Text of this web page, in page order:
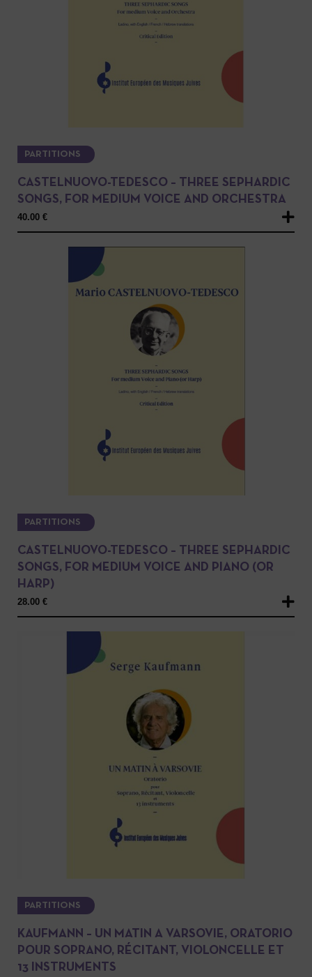
PARTITIONS
CASTELNUOVO-TEDESCO – THREE SEPHARDIC
SONGS, FOR MEDIUM VOICE AND ORCHESTRA
40.00 €
PARTITIONS
CASTELNUOVO-TEDESCO – THREE SEPHARDIC
SONGS, FOR MEDIUM VOICE AND PIANO (OR
HARP)
28.00 €
PARTITIONS
KAUFMANN – UN MATIN A VARSOVIE, ORATORIO
POUR SOPRANO, RÉCITANT, VIOLONCELLE ET
13 INSTRUMENTS